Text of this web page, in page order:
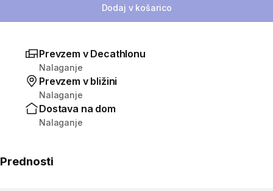
Dodaj v košarico
Prevzem v Decathlonu
Nalaganje
Prevzem v bližini
Nalaganje
Dostava na dom
Nalaganje
Prednosti